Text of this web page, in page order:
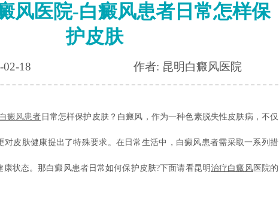
风医院-白癜风患者日常怎样保
护皮肤
02-18 作者: 昆明白癜风医院
癜风患者 日常怎样保护皮肤？白癜风，作为一种色素脱失性皮肤病，不仅
对皮肤健康提出了特殊要求。在日常生活中，白癜风患者需采取一系列措
康状态。那白癜风患者日常如何保护皮肤?下面请看昆明治疗白癜风医院的